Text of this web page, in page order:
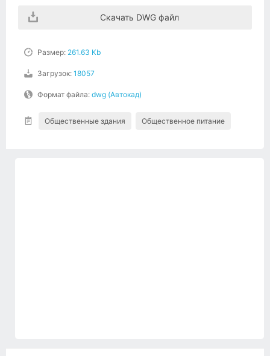
Скачать DWG файл
Размер: 261.63 Kb
Загрузок: 18057
Формат файла: dwg (Автокад)
Общественные здания Общественное питание